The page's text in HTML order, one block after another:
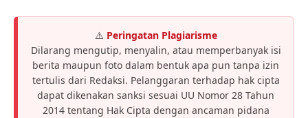
⚠️ Peringatan Plagiarisme
Dilarang mengutip, menyalin, atau memperbanyak isi
berita maupun foto dalam bentuk apa pun tanpa izin
tertulis dari Redaksi. Pelanggaran terhadap hak cipta
dapat dikenakan sanksi sesuai UU Nomor 28 Tahun
2014 tentang Hak Cipta dengan ancaman pidana